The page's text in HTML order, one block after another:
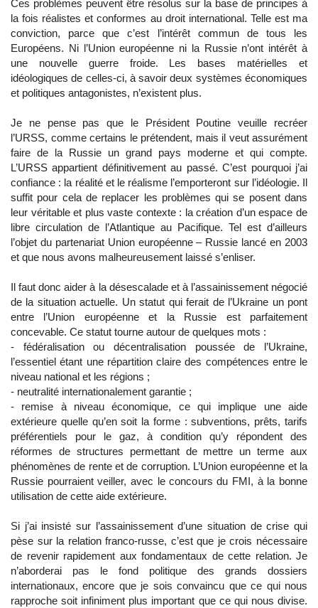
Ces problèmes peuvent être résolus sur la base de principes à
la fois réalistes et conformes au droit international. Telle est ma
conviction, parce que c’est l’intérêt commun de tous les
Européens. Ni l’Union européenne ni la Russie n’ont intérêt à
une nouvelle guerre froide. Les bases matérielles et
idéologiques de celles-ci, à savoir deux systèmes économiques
et politiques antagonistes, n’existent plus.
Je ne pense pas que le Président Poutine veuille recréer
l’URSS, comme certains le prétendent, mais il veut assurément
faire de la Russie un grand pays moderne et qui compte.
L’URSS appartient définitivement au passé. C’est pourquoi j’ai
confiance : la réalité et le réalisme l’emporteront sur l’idéologie. Il
suffit pour cela de replacer les problèmes qui se posent dans
leur véritable et plus vaste contexte : la création d’un espace de
libre circulation de l’Atlantique au Pacifique. Tel est d’ailleurs
l’objet du partenariat Union européenne – Russie lancé en 2003
et que nous avons malheureusement laissé s’enliser.
Il faut donc aider à la désescalade et à l’assainissement négocié
de la situation actuelle. Un statut qui ferait de l’Ukraine un pont
entre l’Union européenne et la Russie est parfaitement
concevable. Ce statut tourne autour de quelques mots :
- fédéralisation ou décentralisation poussée de l’Ukraine,
l’essentiel étant une répartition claire des compétences entre le
niveau national et les régions ;
- neutralité internationalement garantie ;
- remise à niveau économique, ce qui implique une aide
extérieure quelle qu’en soit la forme : subventions, prêts, tarifs
préférentiels pour le gaz, à condition qu’y répondent des
réformes de structures permettant de mettre un terme aux
phénomènes de rente et de corruption. L’Union européenne et la
Russie pourraient veiller, avec le concours du FMI, à la bonne
utilisation de cette aide extérieure.
Si j’ai insisté sur l’assainissement d’une situation de crise qui
pèse sur la relation franco-russe, c’est que je crois nécessaire
de revenir rapidement aux fondamentaux de cette relation. Je
n’aborderai pas le fond politique des grands dossiers
internationaux, encore que je sois convaincu que ce qui nous
rapproche soit infiniment plus important que ce qui nous divise.